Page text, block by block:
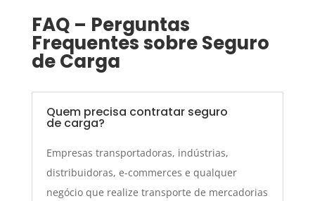
FAQ – Perguntas
Frequentes sobre Seguro
de Carga
Quem precisa contratar seguro
de carga?
Empresas transportadoras, indústrias,
distribuidoras, e-commerces e qualquer
negócio que realize transporte de mercadorias